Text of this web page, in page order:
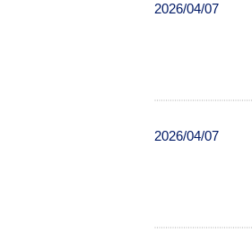
2026/04/07
2026/04/07